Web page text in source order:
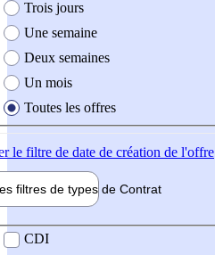
Trois jours
Une semaine
Deux semaines
Un mois
Toutes les offres
le filtre de date de création de l'offre
filtres de types de Contrat
contrat
CDI